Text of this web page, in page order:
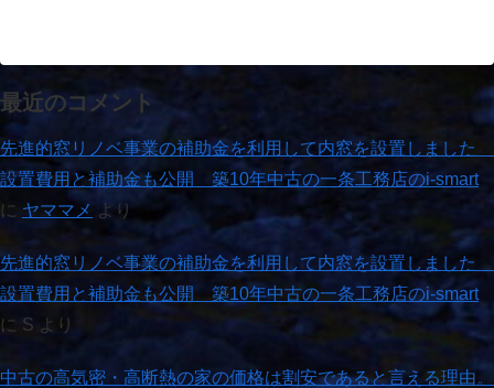
最近のコメント
先進的窓リノベ事業の補助金を利用して内窓を設置しました
設置費用と補助金も公開 築10年中古の一条工務店のi-smart
に ヤママメ より
先進的窓リノベ事業の補助金を利用して内窓を設置しました
設置費用と補助金も公開 築10年中古の一条工務店のi-smart
に S より
中古の高気密・高断熱の家の価格は割安であると言える理由。